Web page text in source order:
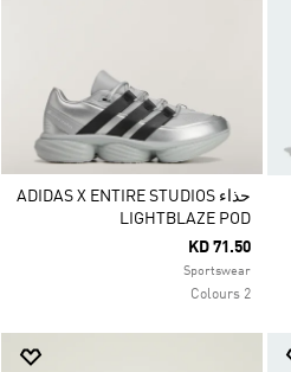
حذاء ADIDAS X ENTIRE STUDIOS
LIGHTBLAZE POD
KD 71.50
Sportswear
2 Colours